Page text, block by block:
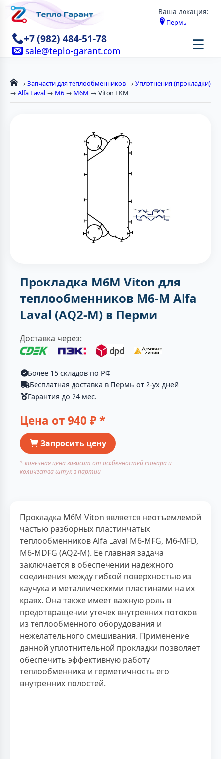
Ваша локация:
Пермь
+7 (982) 484-51-78
sale@teplo-garant.com ☰
→ Запчасти для теплообменников → Уплотнения (прокладки)
→ Alfa Laval → М6 → M6M → Viton FKM
Прокладка M6M Viton для
теплообменников M6-M Alfa
Laval (AQ2-M) в Перми
Доставка через:
Более 15 складов по РФ
Бесплатная доставка в Пермь от 2-ух дней
Гарантия до 24 мес.
Цена от940 ₽ *
Запросить цену
* конечная цена зависит от особенностей товара и
количества штук в партии
Прокладка M6M Viton является неотъемлемой
частью разборных пластинчатых
теплообменников Alfa Laval M6-MFG, M6-MFD,
M6-MDFG (AQ2-M). Ее главная задача
заключается в обеспечении надежного
соединения между гибкой поверхностью из
каучука и металлическими пластинами на их
краях. Она также имеет важную роль в
предотвращении утечек внутренних потоков
из теплообменного оборудования и
нежелательного смешивания. Применение
данной уплотнительной прокладки позволяет
обеспечить эффективную работу
теплообменника и герметичность его
внутренних полостей.